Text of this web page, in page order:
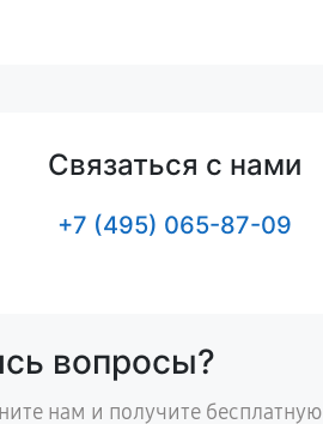
Связаться с нами
+7 (495) 065-87-09
вопросы?
нам и получите бесплатную